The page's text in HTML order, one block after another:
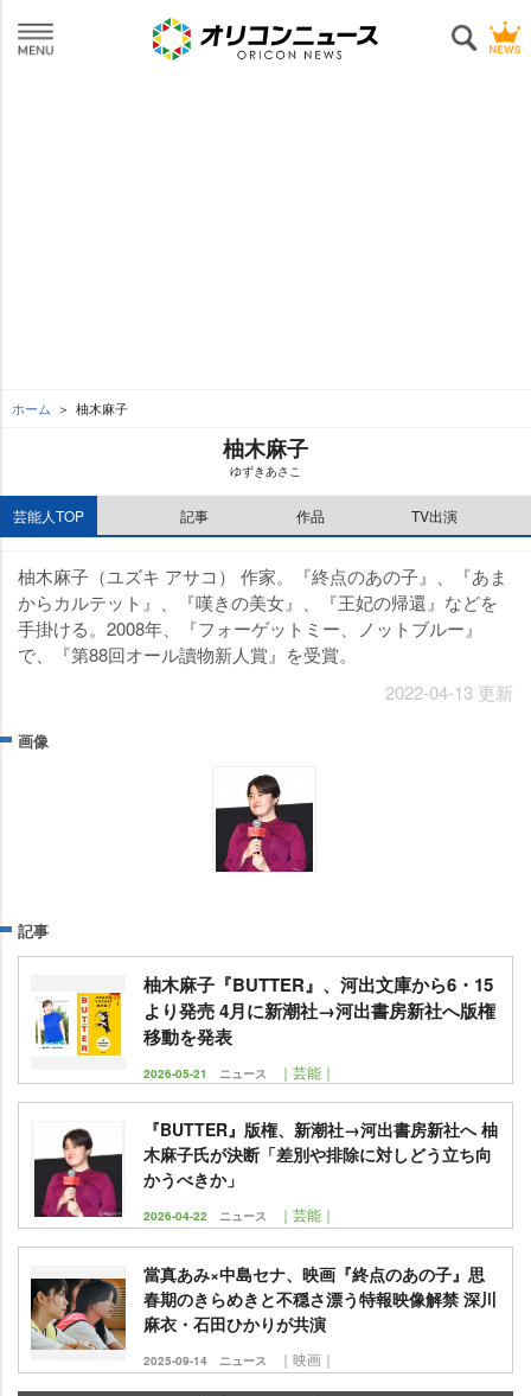
ホーム 柚木麻子
柚木麻子
ゆずきあさこ
芸能人TOP 記事 作品 TV出演
柚木麻子（ユズキ アサコ） 作家。『終点のあの子』、『あま
からカルテット』、『嘆きの美女』、『王妃の帰還』などを
手掛ける。2008年、『フォーゲットミー、ノットブルー』
で、『第88回オール讀物新人賞』を受賞。
2022-04-13 更新
画像
記事
柚木麻子『BUTTER』、河出文庫から6・15
より発売 4月に新潮社→河出書房新社へ版権
移動を発表
2026-05-21 ニュース ｜芸能｜
『BUTTER』版権、新潮社→河出書房新社へ 柚
木麻子氏が決断「差別や排除に対しどう立ち向
かうべきか」
2026-04-22 ニュース ｜芸能｜
當真あみ×中島セナ、映画『終点のあの子』思
春期のきらめきと不穏さ漂う特報映像解禁 深川
麻衣・石田ひかりが共演
2025-09-14 ニュース ｜映画｜